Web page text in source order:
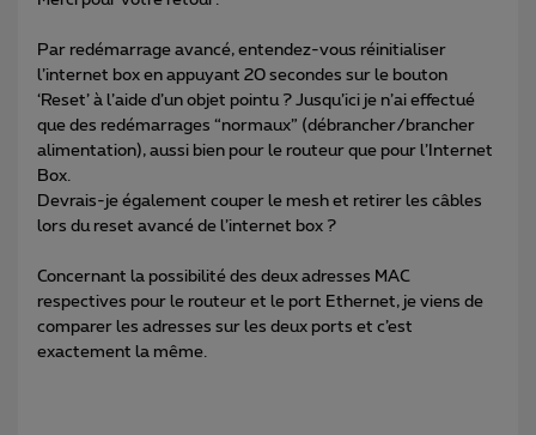
Par redémarrage avancé, entendez-vous réinitialiser
l’internet box en appuyant 20 secondes sur le bouton
‘Reset’ à l’aide d’un objet pointu ? Jusqu’ici je n’ai effectué
que des redémarrages “normaux” (débrancher/brancher
alimentation), aussi bien pour le routeur que pour l’Internet
Box.
Devrais-je également couper le mesh et retirer les câbles
lors du reset avancé de l’internet box ?
Concernant la possibilité des deux adresses MAC
respectives pour le routeur et le port Ethernet, je viens de
comparer les adresses sur les deux ports et c’est
exactement la même.